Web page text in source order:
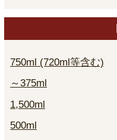
750ml (720ml等含む)
～375ml
1,500ml
500ml